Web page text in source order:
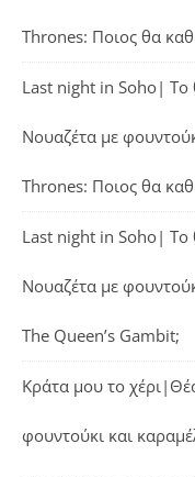
Thrones: Ποιος θα
Last night in Soho| Το
Νουαζέτα με
Thrones: Ποιος θα
Last night in Soho| Το
Νουαζέτα με
The Queen’s Gambit;
Κράτα μου το
φουντούκι και